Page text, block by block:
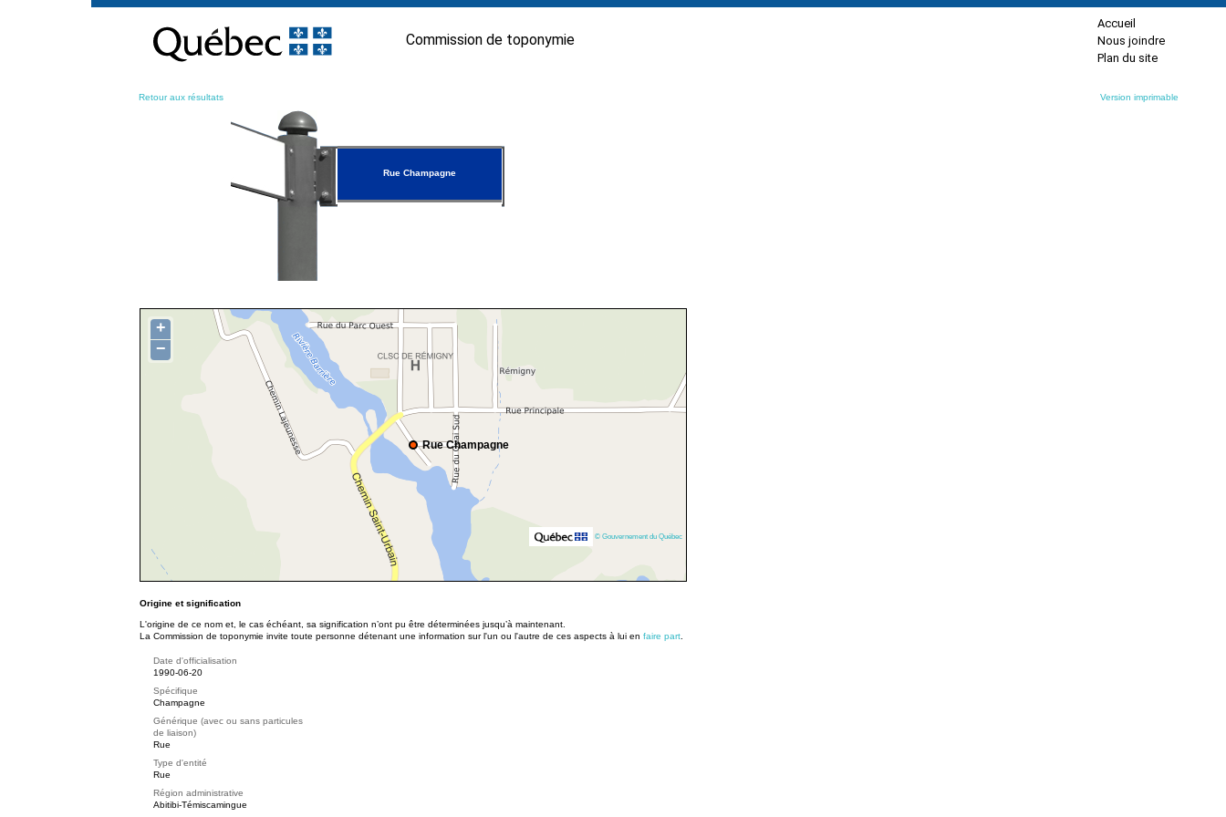
contenu
Commission de toponymie
Accueil
Nous joindre
Plan du site
Retour aux résultats Version imprimable
Rue Champagne
Rue Champagne
+
−
© Gouvernement du Québec
Origine et signification
L'origine de ce nom et, le cas échéant, sa signification n’ont pu être déterminées jusqu’à maintenant.
La Commission de toponymie invite toute personne détenant une information sur l'un ou l'autre de ces aspects à lui en faire part
Date d'officialisation
1990-06-20
Spécifique
Champagne
Générique (avec ou sans particules
de liaison)
Rue
Type d'entité
Rue
Région administrative
Abitibi-Témiscamingue